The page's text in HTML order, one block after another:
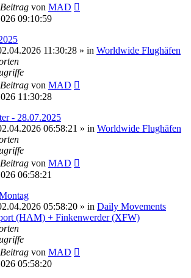
von MAD
09:10:59
11:30:28 » in Worldwide Flughäfen
von MAD
11:30:28
- 28.07.2025
06:58:21 » in Worldwide Flughäfen
von MAD
06:58:21
05:58:20 » in Daily Movements
(HAM) + Finkenwerder (XFW)
von MAD
05:58:20